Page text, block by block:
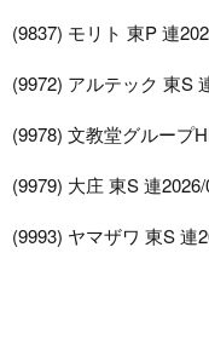
(9837) モリト 東P 連
(9972) アルテック 東S
(9978) 文教堂グループ
(9979) 大庄 東S 連
(9993) ヤマザワ 東S 連